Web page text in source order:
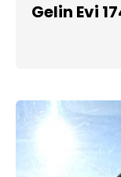
Gelin Evi